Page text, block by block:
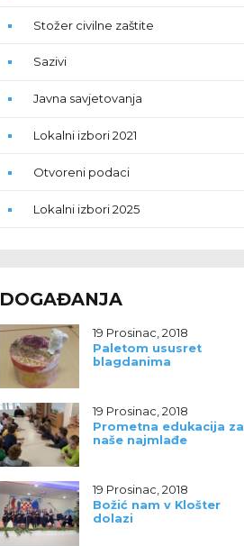
Stožer civilne zaštite
Sazivi
Javna savjetovanja
Lokalni izbori 2021
Otvoreni podaci
Lokalni izbori 2025
DOGAĐANJA
19 Prosinac, 2018
Paletom ususret
blagdanima
19 Prosinac, 2018
Prometna edukacija za
naše najmlađe
19 Prosinac, 2018
Božić nam v Klošter
dolazi